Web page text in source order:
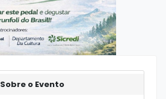
Sobre o Evento